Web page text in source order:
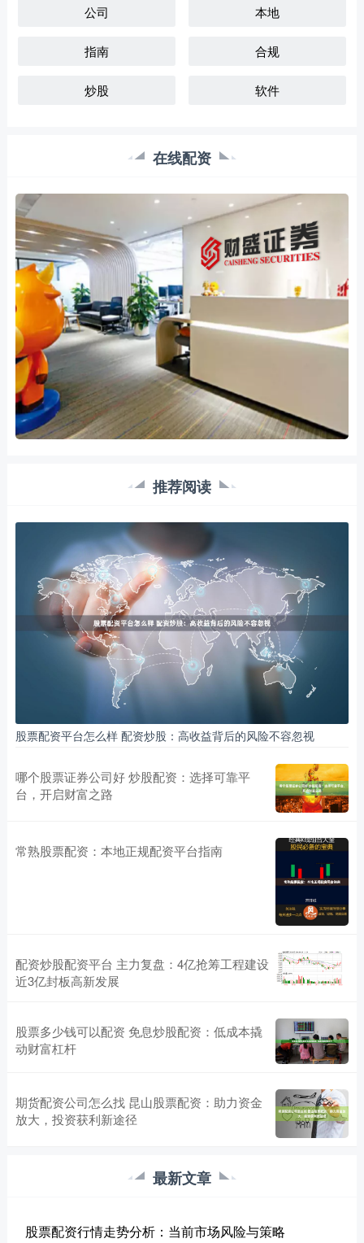
公司 本地
指南 合规
炒股 软件
在线配资
推荐阅读
股票配资平台怎么样 配资炒股：高收益背后的风险不容忽视
哪个股票证券公司好 炒股配资：选择可靠平
台，开启财富之路
常熟股票配资：本地正规配资平台指南
配资炒股配资平台 主力复盘：4亿抢筹工程建设
近3亿封板高新发展
股票多少钱可以配资 免息炒股配资：低成本撬
动财富杠杆
期货配资公司怎么找 昆山股票配资：助力资金
放大，投资获利新途径
最新文章
股票配资行情走势分析：当前市场风险与策略